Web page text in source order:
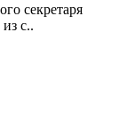
секретаря
с..